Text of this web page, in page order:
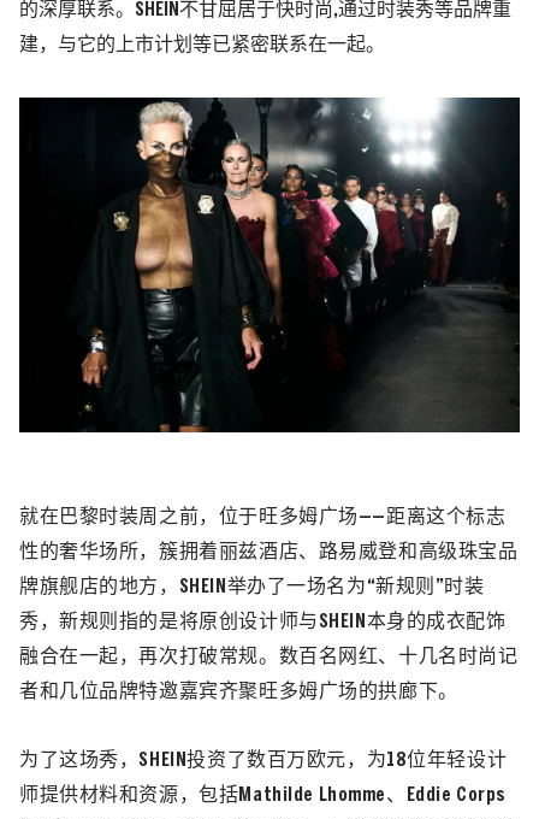
的深厚联系。SHEIN不甘屈居于快时尚,通过时装秀等品牌重
建，与它的上市计划等已紧密联系在一起。
就在巴黎时装周之前，位于旺多姆广场——距离这个标志
性的奢华场所，簇拥着丽兹酒店、路易威登和高级珠宝品
牌旗舰店的地方，SHEIN举办了一场名为“新规则”时装
秀，新规则指的是将原创设计师与SHEIN本身的成衣配饰
融合在一起，再次打破常规。 数百名网红、十几名时尚记
者和几位品牌特邀嘉宾齐聚旺多姆广场的拱廊下。
为了这场秀，SHEIN投资了数百万 欧元，为18位年轻设计
师提供材料和资源，包括Mathilde Lhomme、Eddie Corps